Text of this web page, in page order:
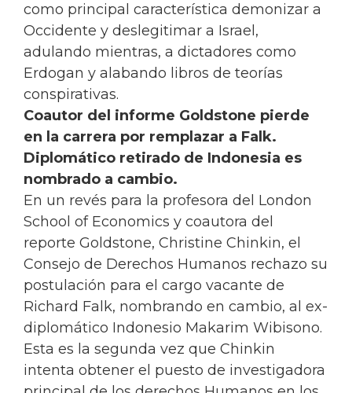
como principal característica demonizar a
Occidente y deslegitimar a Israel,
adulando mientras, a dictadores como
Erdogan y alabando libros de teorías
conspirativas.
Coautor del informe Goldstone pierde
en la carrera por remplazar a Falk.
Diplomático retirado de Indonesia es
nombrado a cambio.
En un revés para la profesora del London
School of Economics y coautora del
reporte Goldstone, Christine Chinkin, el
Consejo de Derechos Humanos rechazo su
postulación para el cargo vacante de
Richard Falk, nombrando en cambio, al ex-
diplomático Indonesio Makarim Wibisono.
Esta es la segunda vez que Chinkin
intenta obtener el puesto de investigadora